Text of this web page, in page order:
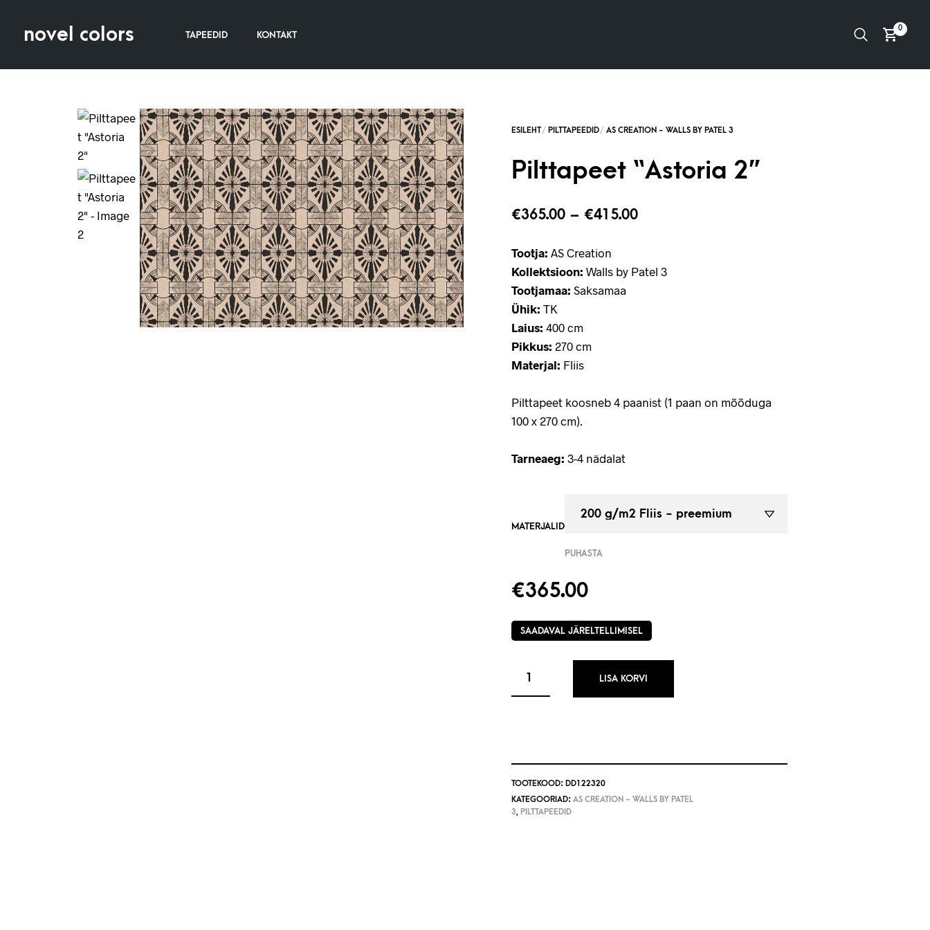
TAPEEDID KONTAKT
novel colors 0
Pilttapeet “Astoria 2”
€365.00 – €415.00
Tootja: AS Creation
Kollektsioon: Walls by Patel 3
Tootjamaa: Saksamaa
Ühik: TK
Laius: 400 cm
Pikkus: 270 cm
Materjal: Fliis
Pilttapeet koosneb 4 paanist (1 paan on mõõduga
100 x 270 cm).
Tarneaeg: 3-4 nädalat
MATERJALID
PUHASTA
€365.00
SAADAVAL JÄRELTELLIMISEL
LISA KORVI
TOOTEKOOD: DD122320
KATEGOORIAD: AS CREATION - WALLS BY PATEL
3
PILTTAPEEDID